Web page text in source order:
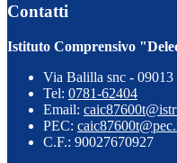
Contatti
Istituto Comprensivo
Via Balilla snc - 09013
Tel: 0781-62404
Email:
PEC:
C.F.: 90027670927